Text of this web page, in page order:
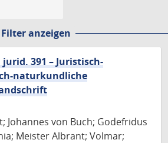
Filter anzeigen
jurid. 391 – Juristisch-
naturkundliche
Johannes von Buch; Godefridus
Meister Albrant; Volmar;